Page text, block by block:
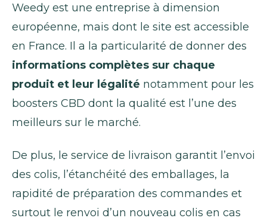
Weedy est une entreprise à dimension
européenne, mais dont le site est accessible
en France. Il a la particularité de donner des
informations complètes sur chaque
produit et leur légalité notamment pour les
boosters CBD dont la qualité est l’une des
meilleurs sur le marché.
De plus, le service de livraison garantit l’envoi
des colis, l’étanchéité des emballages, la
rapidité de préparation des commandes et
surtout le renvoi d’un nouveau colis en cas